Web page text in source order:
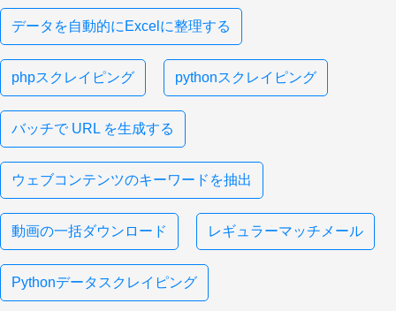
データを自動的にExcelに整理する
phpスクレイピング pythonスクレイピング
バッチで URL を生成する
ウェブコンテンツのキーワードを抽出
動画の一括ダウンロード レギュラーマッチメール
Pythonデータスクレイピング